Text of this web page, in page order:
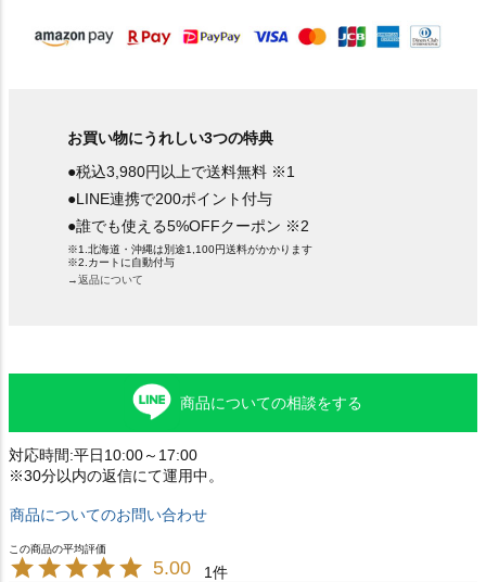
お買い物にうれしい3つの特典
●税込3,980円以上で送料無料 ※1
●LINE連携で200ポイント付与
●誰でも使える5%OFFクーポン ※2
※1.北海道・沖縄は別途1,100円送料がかかります
※2.カートに自動付与
→返品について
商品についての相談をする
対応時間:平日10:00～17:00
※30分以内の返信にて運用中。
商品についてのお問い合わせ
5.00 1